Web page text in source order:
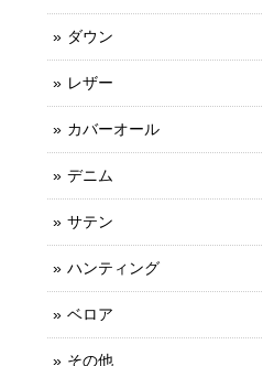
ダウン
レザー
カバーオール
デニム
サテン
ハンティング
ベロア
その他